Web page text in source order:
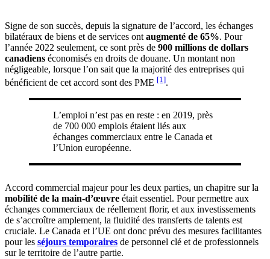
Signe de son succès, depuis la signature de l’accord, les échanges
bilatéraux de biens et de services ont augmenté de 65%. Pour
l’année 2022 seulement, ce sont près de 900 millions de dollars
canadiens économisés en droits de douane. Un montant non
négligeable, lorsque l’on sait que la majorité des entreprises qui
bénéficient de cet accord sont des PME [1].
L’emploi n’est pas en reste : en 2019, près
de 700 000 emplois étaient liés aux
échanges commerciaux entre le Canada et
l’Union européenne.
Accord commercial majeur pour les deux parties, un chapitre sur la
mobilité de la main-d’œuvre était essentiel. Pour permettre aux
échanges commerciaux de réellement florir, et aux investissements
de s’accroître amplement, la fluidité des transferts de talents est
cruciale. Le Canada et l’UE ont donc prévu des mesures facilitantes
pour les séjours temporaires de personnel clé et de professionnels
sur le territoire de l’autre partie.